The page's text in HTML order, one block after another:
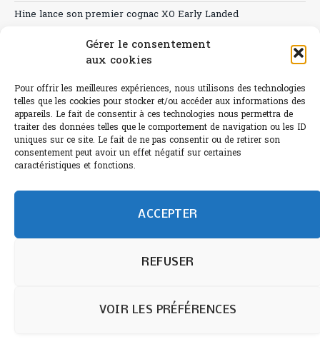
Gérer le consentement
aux cookies
Pour offrir les meilleures expériences, nous utilisons des technologies
telles que les cookies pour stocker et/ou accéder aux informations des
appareils. Le fait de consentir à ces technologies nous permettra de
traiter des données telles que le comportement de navigation ou les ID
uniques sur ce site. Le fait de ne pas consentir ou de retirer son
consentement peut avoir un effet négatif sur certaines
caractéristiques et fonctions.
ACCEPTER
REFUSER
VOIR LES PRÉFÉRENCES
Hine lance son premier cognac XO Early Landed
Canicule : A quand le CHR à « l’heure espagnole » ?
Sélection de rosés 2026
L'abus d'alcool est dangereux pour la santé.
humain et 0% IA de Paris Bistro Editions - SARL de Presse -
Informations légales etRGPD
Annoncer sur Paris-bistro